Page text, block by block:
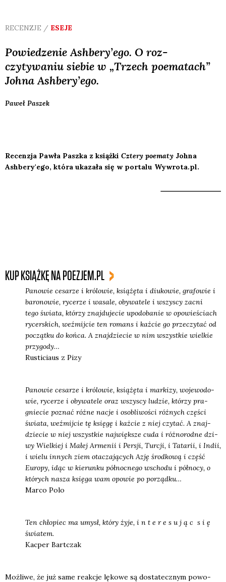
RECENZJE / ESEJE
Powiedzenie Ashbery’ego. O roz-
czytywaniu siebie w „Trzech poematach”
Johna Ashbery’ego.
Paweł Paszek
Recenzja Pawła Paszka z książki Cztery poematy Johna
Ashbery'ego, która ukazała się w portalu Wywrota.pl.
KUP KSIĄŻKĘ NA POEZJEM.PL
Pano­wie cesa­rze i kró­lo­wie, ksią­żę­ta i diu­ko­wie, gra­fo­wie i
baro­no­wie, ryce­rze i wasa­le, oby­wa­te­le i wszy­scy zacni
tego świa­ta, któ­rzy znaj­du­je­cie upodo­ba­nie w opo­wie­ściach
rycer­skich, weź­mij­cie ten romans i każ­cie go prze­czy­tać od
począt­ku do koń­ca. A znaj­dzie­cie w nim wszyst­kie wiel­kie
przy­go­dy…
Rusti­ciaus z Pizy
Pano­wie cesa­rze i kró­lo­wie, ksią­żę­ta i mar­ki­zy, woje­wo­do­
wie, ryce­rze i oby­wa­te­le oraz wszy­scy ludzie, któ­rzy pra­
gnie­cie poznać róż­ne nacje i oso­bli­wo­ści róż­nych czę­ści
świa­ta, weź­mij­cie tę księ­gę i każ­cie z niej czy­tać. A znaj­
dzie­cie w niej wszyst­kie naj­więk­sze cuda i róż­no­rod­ne dzi­
wy Wiel­kiej i Małej Arme­nii i Per­sji, Tur­cji, i Tata­rii, i Indii,
i wie­lu innych ziem ota­cza­ją­cych Azję środ­ko­wą i część
Euro­py, idąc w kie­run­ku pół­noc­ne­go wscho­du i pół­no­cy, o
któ­rych nasza księ­ga wam opo­wie po porząd­ku…
Mar­co Polo
Ten chło­piec ma umysł, któ­ry żyje, i n t e r e s u j ą c s i ę
świa­tem.
Kac­per Bart­czak
Moż­li­we, że już same reak­cje lęko­we są dosta­tecz­nym powo­